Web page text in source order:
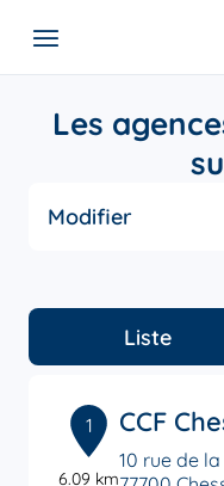
Les
Modifier
Liste
1
6.09 km
CCF
10 rue de